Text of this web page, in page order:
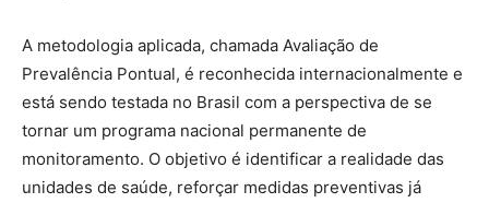
A metodologia aplicada, chamada Avaliação de
Prevalência Pontual, é reconhecida internacionalmente e
está sendo testada no Brasil com a perspectiva de se
tornar um programa nacional permanente de
monitoramento. O objetivo é identificar a realidade das
unidades de saúde, reforçar medidas preventivas já